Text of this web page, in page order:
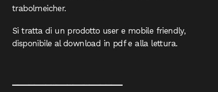
trabolmeicher.
Si tratta di un prodotto user e mobile friendly,
disponibile al download in pdf e alla lettura.